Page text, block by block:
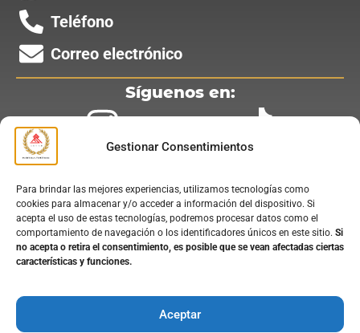
Gestionar Consentimientos
Para brindar las mejores experiencias, utilizamos tecnologías como
cookies para almacenar y/o acceder a información del dispositivo. Si
acepta el uso de estas tecnologías, podremos procesar datos como el
comportamiento de navegación o los identificadores únicos en este sitio. Si
no acepta o retira el consentimiento, es posible que se vean afectadas ciertas
características y funciones.
Aceptar
Teléfono
Correo electrónico
Síguenos en:
Nuestros Servicios:
Instalación de Puertas Automáticas
Mantenimiento de Puertas Automáticas
Reforma de Puertas Automáticas
Normativa de Puertas Automáticas